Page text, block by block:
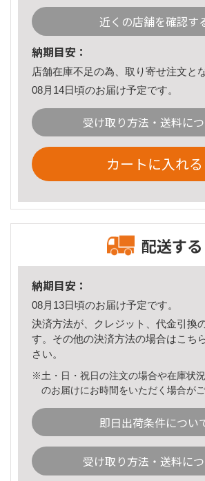
近くの店舗を確認す
納期目安：
店舗在庫不足の為、取り寄せ注文と
08月14日頃のお届け予定です。
受け取り方法・送料に
カートに入れる
配送する
納期目安：
08月13日頃のお届け予定です。
決済方法が、クレジット、代金引換
す。その他の決済方法の場合はこち
さい。
※土・日・祝日の注文の場合や在庫状
のお届けにお時間をいただく場合がご
即日出荷条件につい
受け取り方法・送料に